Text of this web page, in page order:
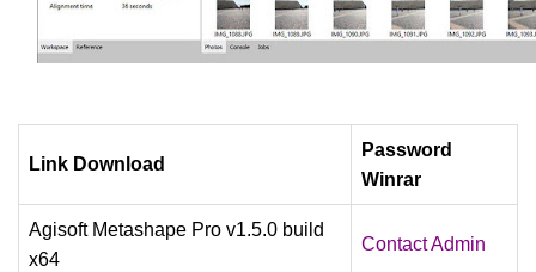
Link Download
Password
Winrar
Agisoft Metashape Pro v1.5.0 build
x64
Contact Admin